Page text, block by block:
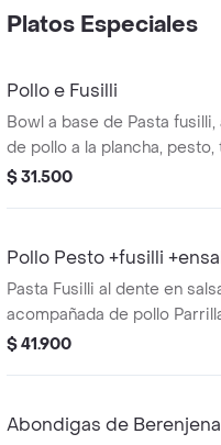
Platos Especiales
Pollo e Fusilli
Bowl a base de Pasta
de pollo a la plancha, pesto,
chonto y queso feta.
$ 31.500
Pollo Pesto +fusilli
Pasta Fusilli al dente en
acompañada de pollo
Pesto y ensalda con
$ 41.900
Abondigas de